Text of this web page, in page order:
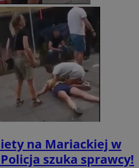
na Mariackiej w
szuka sprawcy!